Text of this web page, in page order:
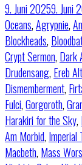
9. Juni 20259. Juni
Oceans,Agrypnie,
Blockheads,
Crypt Sermon, Dark
Drudensang, Ereb
Dismemberment,
Fulci,Gorgoroth,
Harakiri for the Sky,
Am Morbid, Imperial
Macbeth, Mass